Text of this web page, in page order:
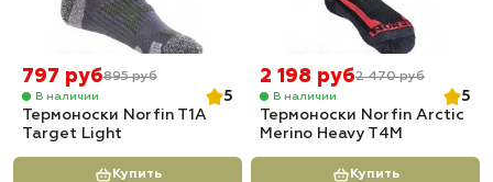
797 руб895 руб
В наличии
5
Термоноски Norfin T1A
Target Light
Купить
2 198 руб2 470 руб
В наличии
5
Термоноски Norfin Arctic
Merino Heavy T4M
Купить